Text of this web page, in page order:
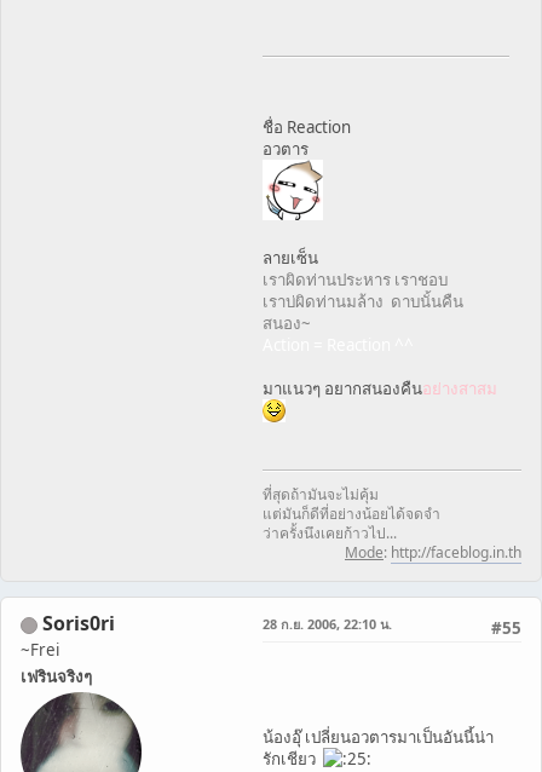
ชื่อ Reaction
อวตาร
ลายเซ็น
เราผิดท่านประหาร เราชอบ
เราบ่ผิดท่านมล้าง ดาบนั้นคืน
สนอง~
มาแนวๆ อยากสนองคืนอย่างสาสม
ที่สุดถ้ามันจะไม่คุ้ม
แต่มันก็ดีที่อย่างน้อยได้จดจำ
ว่าครั้งนึงเคยก้าวไป...
Mode: http://faceblog.in.th
Soris0ri
~Frei
เฟรินจริงๆ
#55
28 ก.ย. 2006, 22:10 น.
น้องอุ๊ เปลี่ยนอวตารมาเป็นอันนี้น่า
รักเชียว